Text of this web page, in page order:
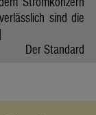
sind die
Der Standard